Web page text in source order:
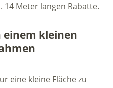
14 Meter langen Rabatte.
einem kleinen
eine kleine Fläche zu